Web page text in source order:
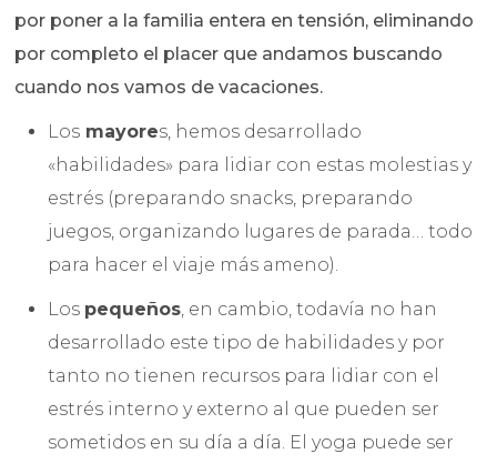
por poner a la familia entera en tensión, eliminando
por completo el placer que andamos buscando
cuando nos vamos de vacaciones.
Los mayores, hemos desarrollado
«habilidades» para lidiar con estas molestias y
estrés (preparando snacks, preparando
juegos, organizando lugares de parada… todo
para hacer el viaje más ameno).
Los pequeños, en cambio, todavía no han
desarrollado este tipo de habilidades y por
tanto no tienen recursos para lidiar con el
estrés interno y externo al que pueden ser
sometidos en su día a día. El yoga puede ser